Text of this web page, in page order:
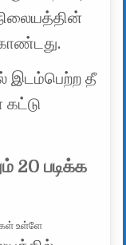
இடம்பெற்ற தீ
20 படிக்க